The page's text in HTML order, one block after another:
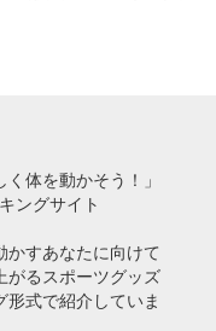
く体を動かそう！」
ングサイト
かすあなたに向けて
がるスポーツグッズ
式で紹介していま